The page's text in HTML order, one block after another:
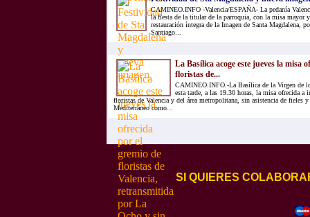
CAMINEO.INFO -Valencia/ESPAÑA- La pedanía
la fiesta de la titular de la parroquia, con la misa mayor
restauración íntegra de la Imagen de Santa Magdalena,
Santiago...
La Basílica acoge este jueves la misa
floristas de...
CAMINEO.INFO.-La Basílica de la Virgen de
esta tarde, a las 19.30 horas, la misa ofrecida a
floristas de Valencia y del área metropolitana, sin asistencia de fieles
Mediterráneo como...
SI QUIERES